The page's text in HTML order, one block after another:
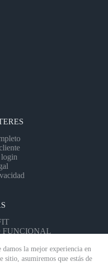
damos la mejor experiencia en
sitio, asumiremos que estás de
FUNCIONAL
FUERZA